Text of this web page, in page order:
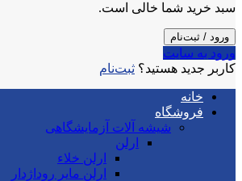
سبد خرید شما خالی است.
ورود / ثبت‌نام
ورود به سایت
کاربر جدید هستید؟ ثبت‌نام
خانه
فروشگاه
شیشه آلات آزمایشگاهی
ارلن
ارلن خلاء
ارلن مایر روداژدار